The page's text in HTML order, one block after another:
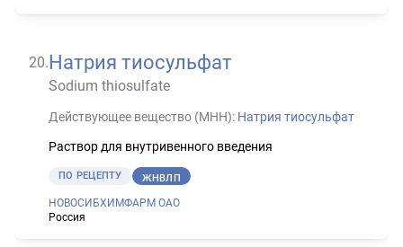
20.Натрия тиосульфат
Sodium thiosulfate
Действующее вещество (МНН): Натрия тиосульфат
Раствор для внутривенного введения
ПО РЕЦЕПТУ ЖНВЛП
НОВОСИБХИМФАРМ ОАО
Россия